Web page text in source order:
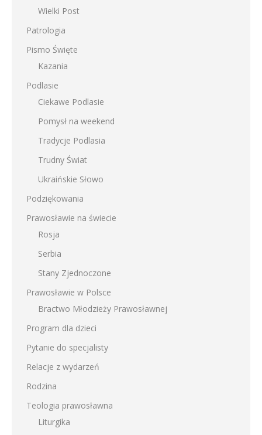
Wielki Post
Patrologia
Pismo Święte
Kazania
Podlasie
Ciekawe Podlasie
Pomysł na weekend
Tradycje Podlasia
Trudny Świat
Ukraińskie Słowo
Podziękowania
Prawosławie na świecie
Rosja
Serbia
Stany Zjednoczone
Prawosławie w Polsce
Bractwo Młodzieży Prawosławnej
Program dla dzieci
Pytanie do specjalisty
Relacje z wydarzeń
Rodzina
Teologia prawosławna
Liturgika